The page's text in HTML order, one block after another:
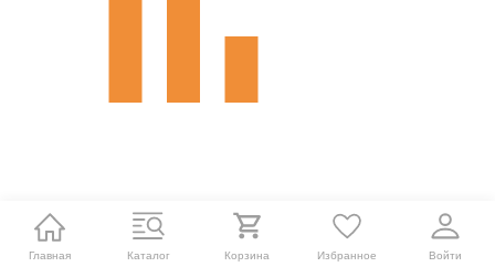
Главная Каталог Корзина Избранное Войти